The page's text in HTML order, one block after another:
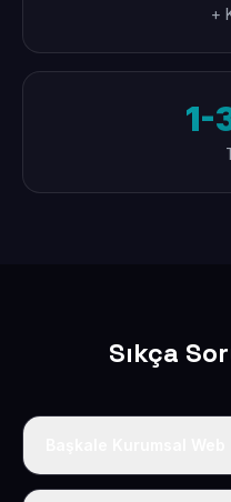
+
1-
Sıkça
Tek fiyat uygulanır: